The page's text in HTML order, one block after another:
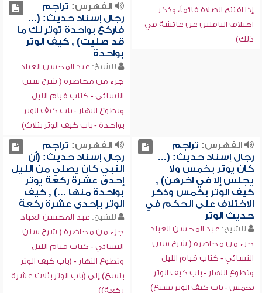
إذا افتتح الصلاة قائماً، وذكر
اختلاف الناقلين عن عائشة في
ذلك)
الفهرس: تراجم
رجال إسناد حديث: (...
فاركع بواحدة توتر لك ما
قد صليت) , كيف الوتر
بواحدة
للشيخ: عبد المحسن العباد
جزء من محاضرة ( شرح سنن
النسائي - كتاب قيام الليل
وتطوع النهار - باب كيف الوتر
بواحدة - باب كيف الوتر بثلاث)
الفهرس: تراجم
رجال إسناد حديث: (...
كان يوتر بخمس ولا
يجلس إلا في آخرهن) ,
كيف الوتر بخمس وذكر
الاختلاف على الحكم في
حديث الوتر
للشيخ: عبد المحسن العباد
جزء من محاضرة ( شرح سنن
النسائي - كتاب قيام الليل
وتطوع النهار - باب كيف الوتر
بخمس - باب كيف الوتر بسبع)
الفهرس: تراجم
رجال إسناد حديث: (أن
النبي كان يصلي من الليل
إحدى عشرة ركعة يوتر
بواحدة منها ...) , كيف
الوتر بإحدى عشرة ركعة
للشيخ: عبد المحسن العباد
جزء من محاضرة ( شرح سنن
النسائي - كتاب قيام الليل
وتطوع النهار - (باب كيف الوتر
بتسع) إلى (باب الوتر بثلاث عشرة
ركعة))